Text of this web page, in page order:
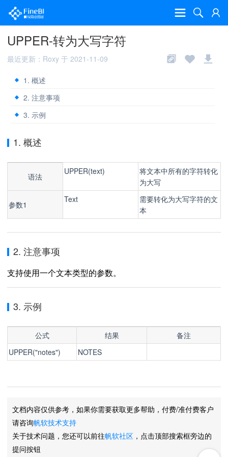
UPPER-转为大写字符
最近更新：Roxy 于 2021-11-09
1. 概述
2. 注意事项
3. 示例
1. 概述
语法
UPPER(text)
将文本中所有的字符转化
为大写
参数1
Text
需要转化为大写字符的文
本
2. 注意事项
支持使用一个文本类型的参数。
3. 示例
公式 结果
备注
UPPER("notes")
NOTES
文档内容仅供参考，如果你需要获取更多帮助，付费/准付费客户
请咨询帆软技术支持
关于技术问题，您还可以前往帆软社区 ，点击顶部搜索框旁边的
提问按钮